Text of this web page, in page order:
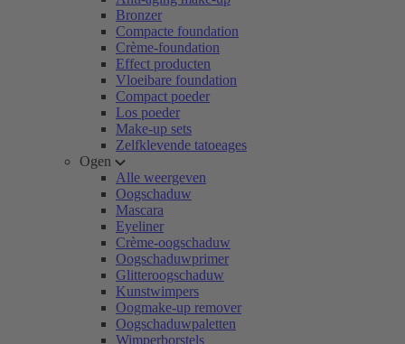
Bronzer
Compacte foundation
Crème-foundation
Effect producten
Vloeibare foundation
Compact poeder
Los poeder
Make-up sets
Zelfklevende tatoeages
Ogen
Alle weergeven
Oogschaduw
Mascara
Eyeliner
Crème-oogschaduw
Oogschaduwprimer
Glitteroogschaduw
Kunstwimpers
Oogmake-up remover
Oogschaduwpaletten
Wimperborstels